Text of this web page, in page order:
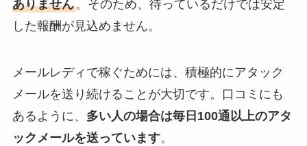
ありません。そのため、待っているだけでは安定
した報酬が見込めません。
メールレディで稼ぐためには、積極的にアタック
メールを送り続けることが大切です。口コミにも
あるように、 多い人の場合は毎日100通以上のアタ
ックメールを送っています。